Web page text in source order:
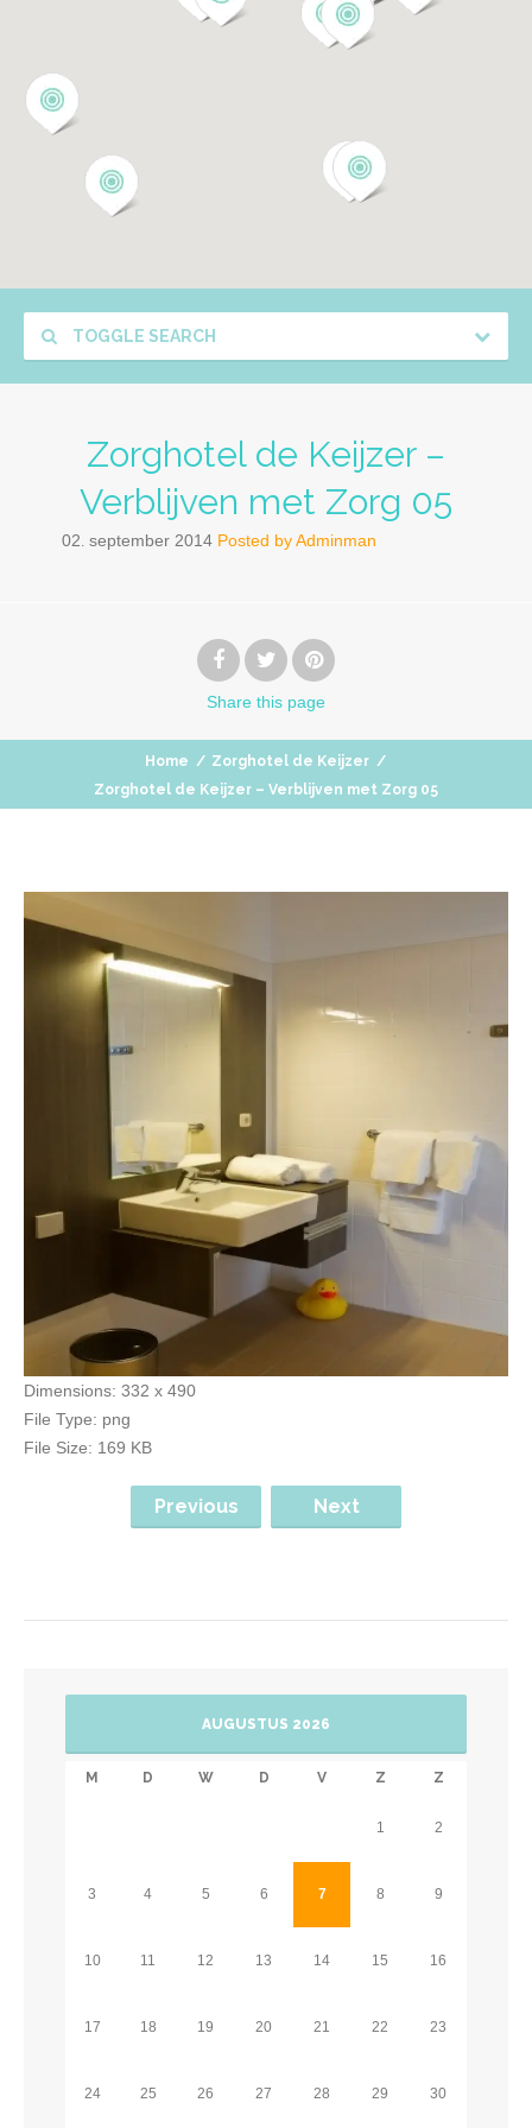
TOGGLE SEARCH
Zorghotel de Keijzer –
Verblijven met Zorg 05
02. september 2014 Posted byAdminman
Share this page
Home / Zorghotel de Keijzer /
Zorghotel de Keijzer – Verblijven met Zorg 05
Dimensions: 332 x 490
File Type: png
File Size: 169 KB
Previous Next
AUGUSTUS 2026
M D W D V Z Z
1 2
3 4 5 6 7 8 9
10 11 12 13 14 15 16
17 18 19 20 21 22 23
24 25 26 27 28 29 30